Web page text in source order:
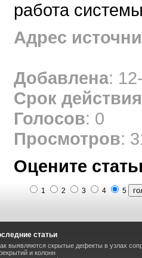
работа
Адрес
Добавлена:
Срок действия
Голосов: 0
Просмотров:
Оцените
1 2 3 4 5
статьи
выявляются скрытые дефекты в узлах
и колонн